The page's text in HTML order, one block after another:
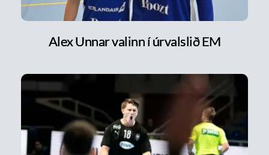
Alex Unnar valinn í úrvalslið EM